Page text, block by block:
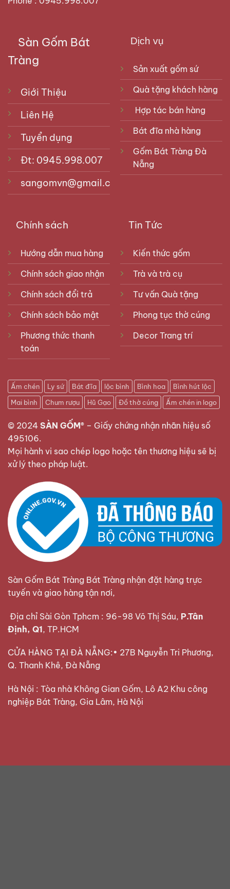
Sàn Gốm Bát
Tràng
Giới Thiệu
Liên Hệ
Tuyển dụng
Đt: 0945.998.007
sangomvn@gmail.com
Dịch vụ
Sản xuất gốm sứ
Quà tặng khách hàng
Hợp tác bán hàng
Bát đĩa nhà hàng
Gốm Bát Tràng Đà
Nẵng
Chính sách
Hướng dẫn mua hàng
Chính sách giao nhận
Chính sách đổi trả
Chính sách bảo mật
Phương thức thanh
toán
Tin Tức
Kiến thức gốm
Trà và trà cụ
Tư vấn Quà tặng
Phong tục thờ cúng
Decor Trang trí
Ấm chén Ly sứ Bát đĩa lộc bình Bình hoa
Bình hút lộc
Mai bình
Chum rượu Hũ Gạo Đồ thờ cúng Ấm chén in logo
© 2024 SÀN GỐM® – Giấy chứng nhận nhãn hiệu số
495106.
Mọi hành vi sao chép logo hoặc tên thương hiệu sẽ bị
xử lý theo pháp luật.
Sàn Gốm Bát Tràng Bát Tràng nhận đặt hàng trực
tuyến và giao hàng tận nơi,
Địa chỉ Sài Gòn Tphcm : 96-98 Võ Thị Sáu, P.Tân
Định, Q1, TP.HCM
CỬA HÀNG TẠI ĐÀ NẴNG:• 27B Nguyễn Tri Phương,
Q. Thanh Khê, Đà Nẵng
Hà Nội : Tòa nhà Không Gian Gốm, Lô A2 Khu công
nghiệp Bát Tràng, Gia Lâm, Hà Nội